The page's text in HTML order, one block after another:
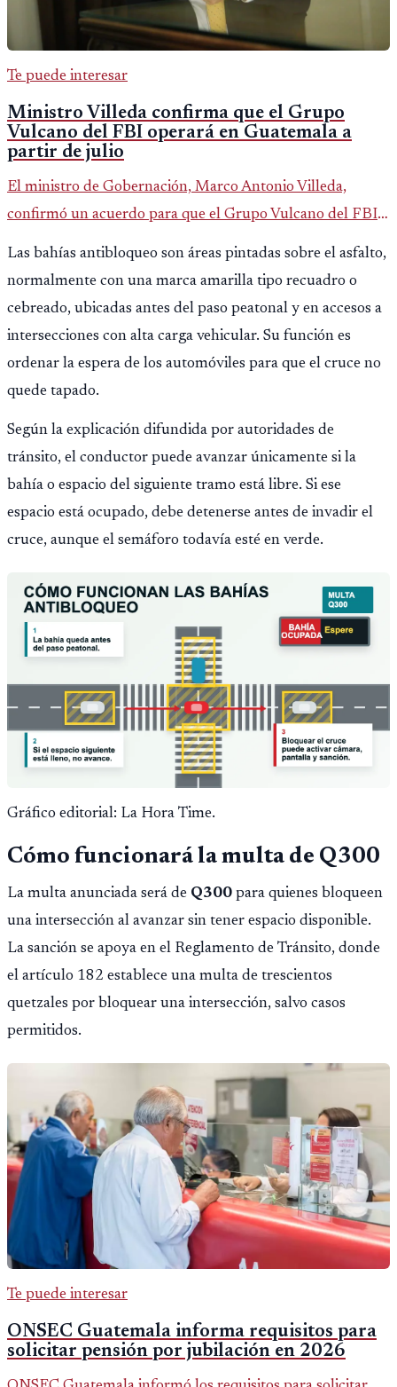
Te puede interesar
Ministro Villeda confirma que el Grupo
Vulcano del FBI operará en Guatemala a
partir de julio
El ministro de Gobernación, Marco Antonio Villeda,
confirmó un acuerdo para que el Grupo Vulcano del FBI
opere en Guatemala a partir de julio, tras un intento
fallido con la administración anterior del Ministerio
Público.
Las bahías antibloqueo son áreas pintadas sobre el asfalto,
normalmente con una marca amarilla tipo recuadro o
cebreado, ubicadas antes del paso peatonal y en accesos a
intersecciones con alta carga vehicular. Su función es
ordenar la espera de los automóviles para que el cruce no
quede tapado.
Según la explicación difundida por autoridades de
tránsito, el conductor puede avanzar únicamente si la
bahía o espacio del siguiente tramo está libre. Si ese
espacio está ocupado, debe detenerse antes de invadir el
cruce, aunque el semáforo todavía esté en verde.
Gráfico editorial: La Hora Time.
Cómo funcionará la multa de Q300
La multa anunciada será de Q300 para quienes bloqueen
una intersección al avanzar sin tener espacio disponible.
La sanción se apoya en el Reglamento de Tránsito, donde
el artículo 182 establece una multa de trescientos
quetzales por bloquear una intersección, salvo casos
permitidos.
Te puede interesar
ONSEC Guatemala informa requisitos para
solicitar pensión por jubilación en 2026